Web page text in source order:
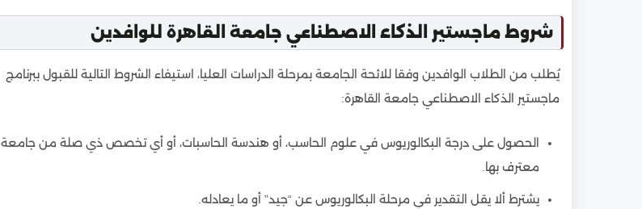
13
خطوات التسجيل في ماجستير الذكاء الاصطناعي جامعة القاهرة
شروط ماجستير الذكاء الاصطناعي جامعة القاهرة للوافدين
يُطلب من الطلاب الوافدين وفقا للائحة الجامعة بمرحلة الدراسات العليا، استيفاء الشروط التالية للقبول ببرنامج
ماجستير الذكاء الاصطناعي جامعة القاهرة:
الحصول على درجة البكالوريوس في علوم الحاسب، أو هندسة الحاسبات، أو أي تخصص ذي صلة من جامعة
معترف بها.
يشترط ألا يقل التقدير في مرحلة البكالوريوس عن “جيد” أو ما يعادله.